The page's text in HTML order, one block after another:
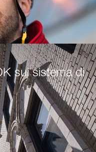
sui sistema di